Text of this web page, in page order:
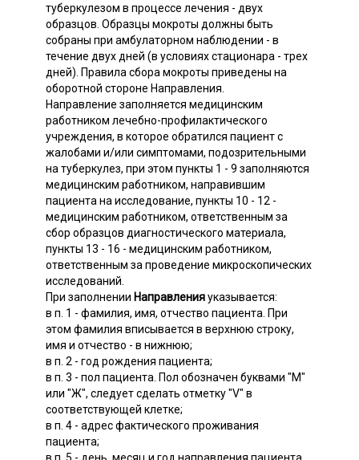
туберкулезом в процессе лечения - двух
образцов. Образцы мокроты должны быть
собраны при амбулаторном наблюдении - в
течение двух дней (в условиях стационара - трех
дней). Правила сбора мокроты приведены на
оборотной стороне Направления.
Направление заполняется медицинским
работником лечебно-профилактического
учреждения, в которое обратился пациент с
жалобами и/или симптомами, подозрительными
на туберкулез, при этом пункты 1 - 9 заполняются
медицинским работником, направившим
пациента на исследование, пункты 10 - 12 -
медицинским работником, ответственным за
сбор образцов диагностического материала,
пункты 13 - 16 - медицинским работником,
ответственным за проведение микроскопических
исследований.
При заполнении Направленияуказывается:
в п. 1 - фамилия, имя, отчество пациента. При
этом фамилия вписывается в верхнюю строку,
имя и отчество - в нижнюю;
в п. 2 - год рождения пациента;
в п. 3 - пол пациента. Пол обозначен буквами "М"
или "Ж", следует сделать отметку "V" в
соответствующей клетке;
в п. 4 - адрес фактического проживания
пациента;
в п. 5 - день, месяц и год направления пациента